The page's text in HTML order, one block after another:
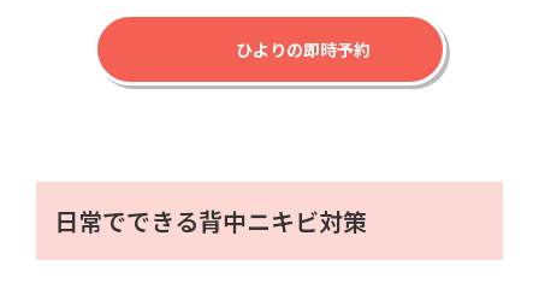
ひよりの即時予約
日常でできる背中ニキビ対策